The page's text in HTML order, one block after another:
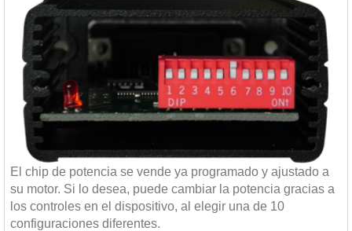
El chip de potencia se vende ya programado y ajustado a
su motor. Si lo desea, puede cambiar la potencia gracias a
los controles en el dispositivo, al elegir una de 10
configuraciones diferentes.